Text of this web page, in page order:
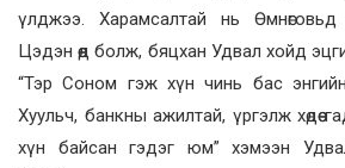
үлджээ. Харамсалтай нь
Цэдэн өөд болж, бяцхан Удвал хойд
“Тэр Соном гэж хүн чинь бас
Хуульч, банкны ажилтай, үргэлж хөдөө
хүн байсан гэдэг юм” хэмээн